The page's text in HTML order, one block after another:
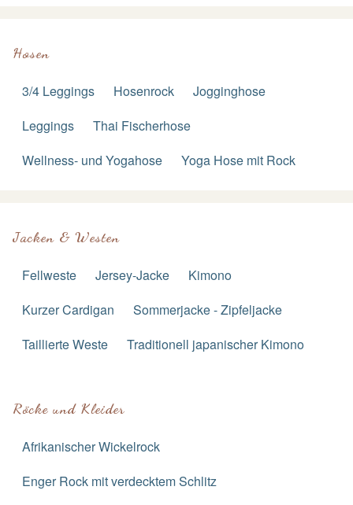
Hosen
3/4 Leggings Hosenrock
Jogginghose
Leggings
Thai Fischerhose
Wellness- und Yogahose
Yoga Hose mit Rock
Jacken & Westen
Fellweste Jersey-Jacke
Kimono
Kurzer Cardigan
Sommerjacke - Zipfeljacke
Taillierte Weste
Traditionell japanischer Kimono
Röcke und Kleider
Afrikanischer Wickelrock
Enger Rock mit verdecktem Schlitz